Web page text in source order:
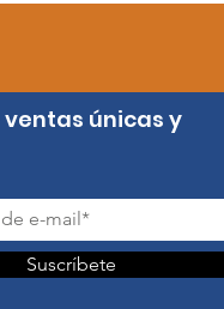
únicas y
Suscríbete